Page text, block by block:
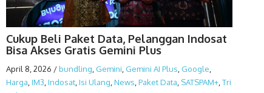
Cukup Beli Paket Data, Pelanggan Indosat
Bisa Akses Gratis Gemini Plus
April 8, 2026 /bundling Gemini Gemini AI Plus Google
Harga IM3 Indosat, Isi Ulang News Paket Data SATSPAM+, Tri